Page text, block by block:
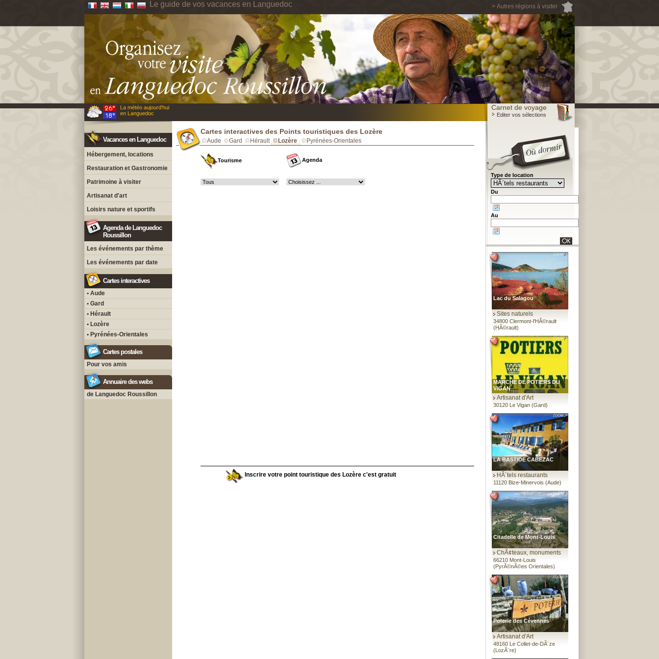
> Autres régions à visiter
Le guide de vos vacances en Languedoc
La météo aujourd'hui
en Languedoc
Carnet de voyage
Editer vos sélections
Vacances en Languedoc
Hébergement, locations
Restauration et Gastronomie
Patrimoine à visiter
Artisanat d'art
Loisirs nature et sportifs
Agenda de Languedoc
Roussillon
Les événements par thème
Les événements par date
Cartes interactives
• Aude
• Gard
• Hérault
• Lozère
• Pyrénées-Orientales
Cartes postales
Pour vos amis
Annuaire des webs
de Languedoc Roussillon
Cartes interactives des Points touristiques des Lozère
Aude Gard Hérault Lozère Pyrénées-Orientales
Tourisme Agenda
Inscrire votre point touristique des Lozère c'est gratuit
Type de location
Du
Au
Lac du Salagou
Sites naturels
34800 Clermont-l'HÃ©rault
(HÃ©rault)
MARCHE DE POTIERS DU
VIGAN
Artisanat d'Art
30120 Le Vigan (Gard)
LA BASTIDE CABEZAC
HÃ´tels restaurants
11120 Bize-Minervois (Aude)
Citadelle de Mont-Louis
ChÃ¢teaux, monuments
66210 Mont-Louis
(PyrÃ©nÃ©es Orientales)
Poterie des Cévennes
Artisanat d'Art
48160 Le Collet-de-DÃ¨ze
(LozÃ¨re)